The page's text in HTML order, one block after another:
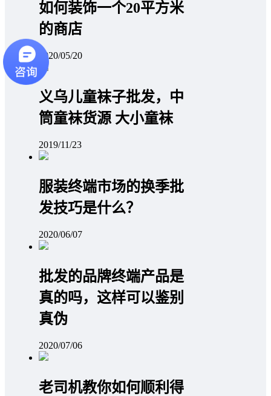
如何装饰一个20平方米
的商店
2020/05/20
义乌儿童袜子批发，中
筒童袜货源 大小童袜
2019/11/23
服装终端市场的换季批
发技巧是什么？
2020/06/07
批发的品牌终端产品是
真的吗，这样可以鉴别
真伪
2020/07/06
老司机教你如何顺利得